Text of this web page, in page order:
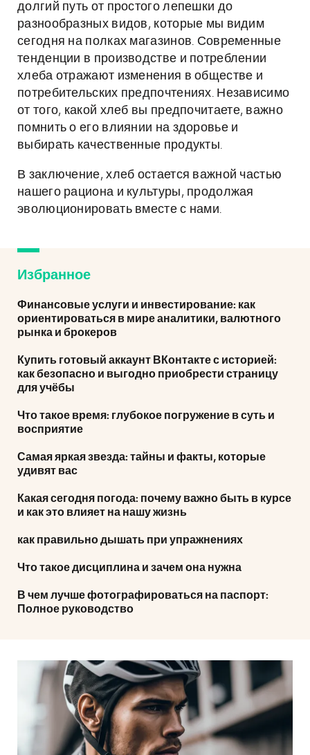
долгий путь от простого лепешки до
разнообразных видов, которые мы видим
сегодня на полках магазинов. Современные
тенденции в производстве и потреблении
хлеба отражают изменения в обществе и
потребительских предпочтениях. Независимо
от того, какой хлеб вы предпочитаете, важно
помнить о его влиянии на здоровье и
выбирать качественные продукты.
В заключение, хлеб остается важной частью
нашего рациона и культуры, продолжая
эволюционировать вместе с нами.
Избранное
Финансовые услуги и инвестирование: как
ориентироваться в мире аналитики, валютного
рынка и брокеров
Купить готовый аккаунт ВКонтакте с историей:
как безопасно и выгодно приобрести страницу
для учёбы
Что такое время: глубокое погружение в суть и
восприятие
Самая яркая звезда: тайны и факты, которые
удивят вас
Какая сегодня погода: почему важно быть в курсе
и как это влияет на нашу жизнь
как правильно дышать при упражнениях
Что такое дисциплина и зачем она нужна
В чем лучше фотографироваться на паспорт:
Полное руководство